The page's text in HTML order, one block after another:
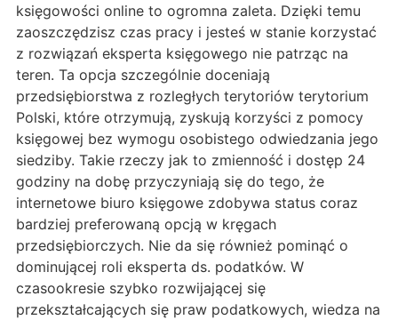
księgowości online to ogromna zaleta. Dzięki temu
zaoszczędzisz czas pracy i jesteś w stanie korzystać
z rozwiązań eksperta księgowego nie patrząc na
teren. Ta opcja szczególnie doceniają
przedsiębiorstwa z rozległych terytoriów terytorium
Polski, które otrzymują, zyskują korzyści z pomocy
księgowej bez wymogu osobistego odwiedzania jego
siedziby. Takie rzeczy jak to zmienność i dostęp 24
godziny na dobę przyczyniają się do tego, że
internetowe biuro księgowe zdobywa status coraz
bardziej preferowaną opcją w kręgach
przedsiębiorczych. Nie da się również pominąć o
dominującej roli eksperta ds. podatków. W
czasookresie szybko rozwijającej się
przekształcających się praw podatkowych, wiedza na